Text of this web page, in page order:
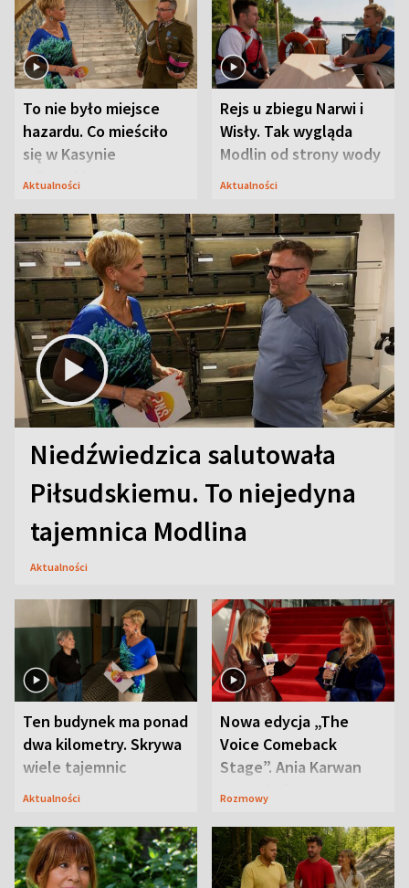
To nie było miejsce
hazardu. Co mieściło
się w Kasynie
Oficerskim?
Aktualności
Rejs u zbiegu Narwi i
Wisły. Tak wygląda
Modlin od strony wody
Aktualności
Niedźwiedzica salutowała
Piłsudskiemu. To niejedyna
tajemnica Modlina
Aktualności
Ten budynek ma ponad
dwa kilometry. Skrywa
wiele tajemnic
Aktualności
Nowa edycja „The
Voice Comeback
Stage”. Ania Karwan
zapowiada
Rozmowy